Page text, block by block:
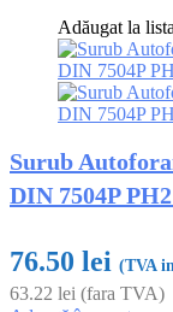
Adăugat la
Surub
DIN 7504P
76.50 lei (TVA
63.22 lei (fara TVA)